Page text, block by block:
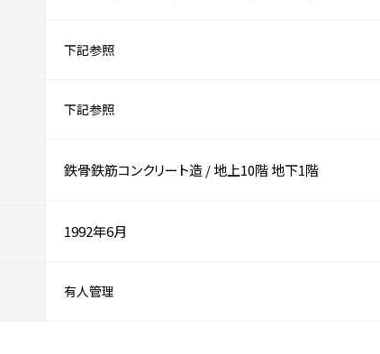
下記参照
下記参照
鉄骨鉄筋コンクリート造/地上10階地下1階
1992年6月
有人管理